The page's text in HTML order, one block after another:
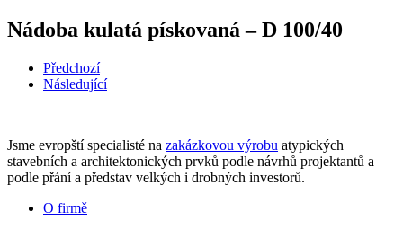
Nádoba kulatá pískovaná – D 100/40
Předchozí
Následující
Jsme evropští specialisté na zakázkovou výrobu atypických
stavebních a architektonických prvků podle návrhů projektantů a
podle přání a představ velkých i drobných investorů.
O firmě